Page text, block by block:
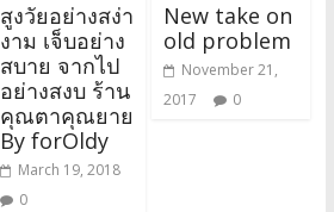
สูงวัยอย่างสง่า
งาม เจ็บอย่าง
สบาย จากไป
อย่างสงบ ร้าน
คุณตาคุณยาย
By forOldy
March 19, 2018
0
New take on
old problem
November 21,
2017
0